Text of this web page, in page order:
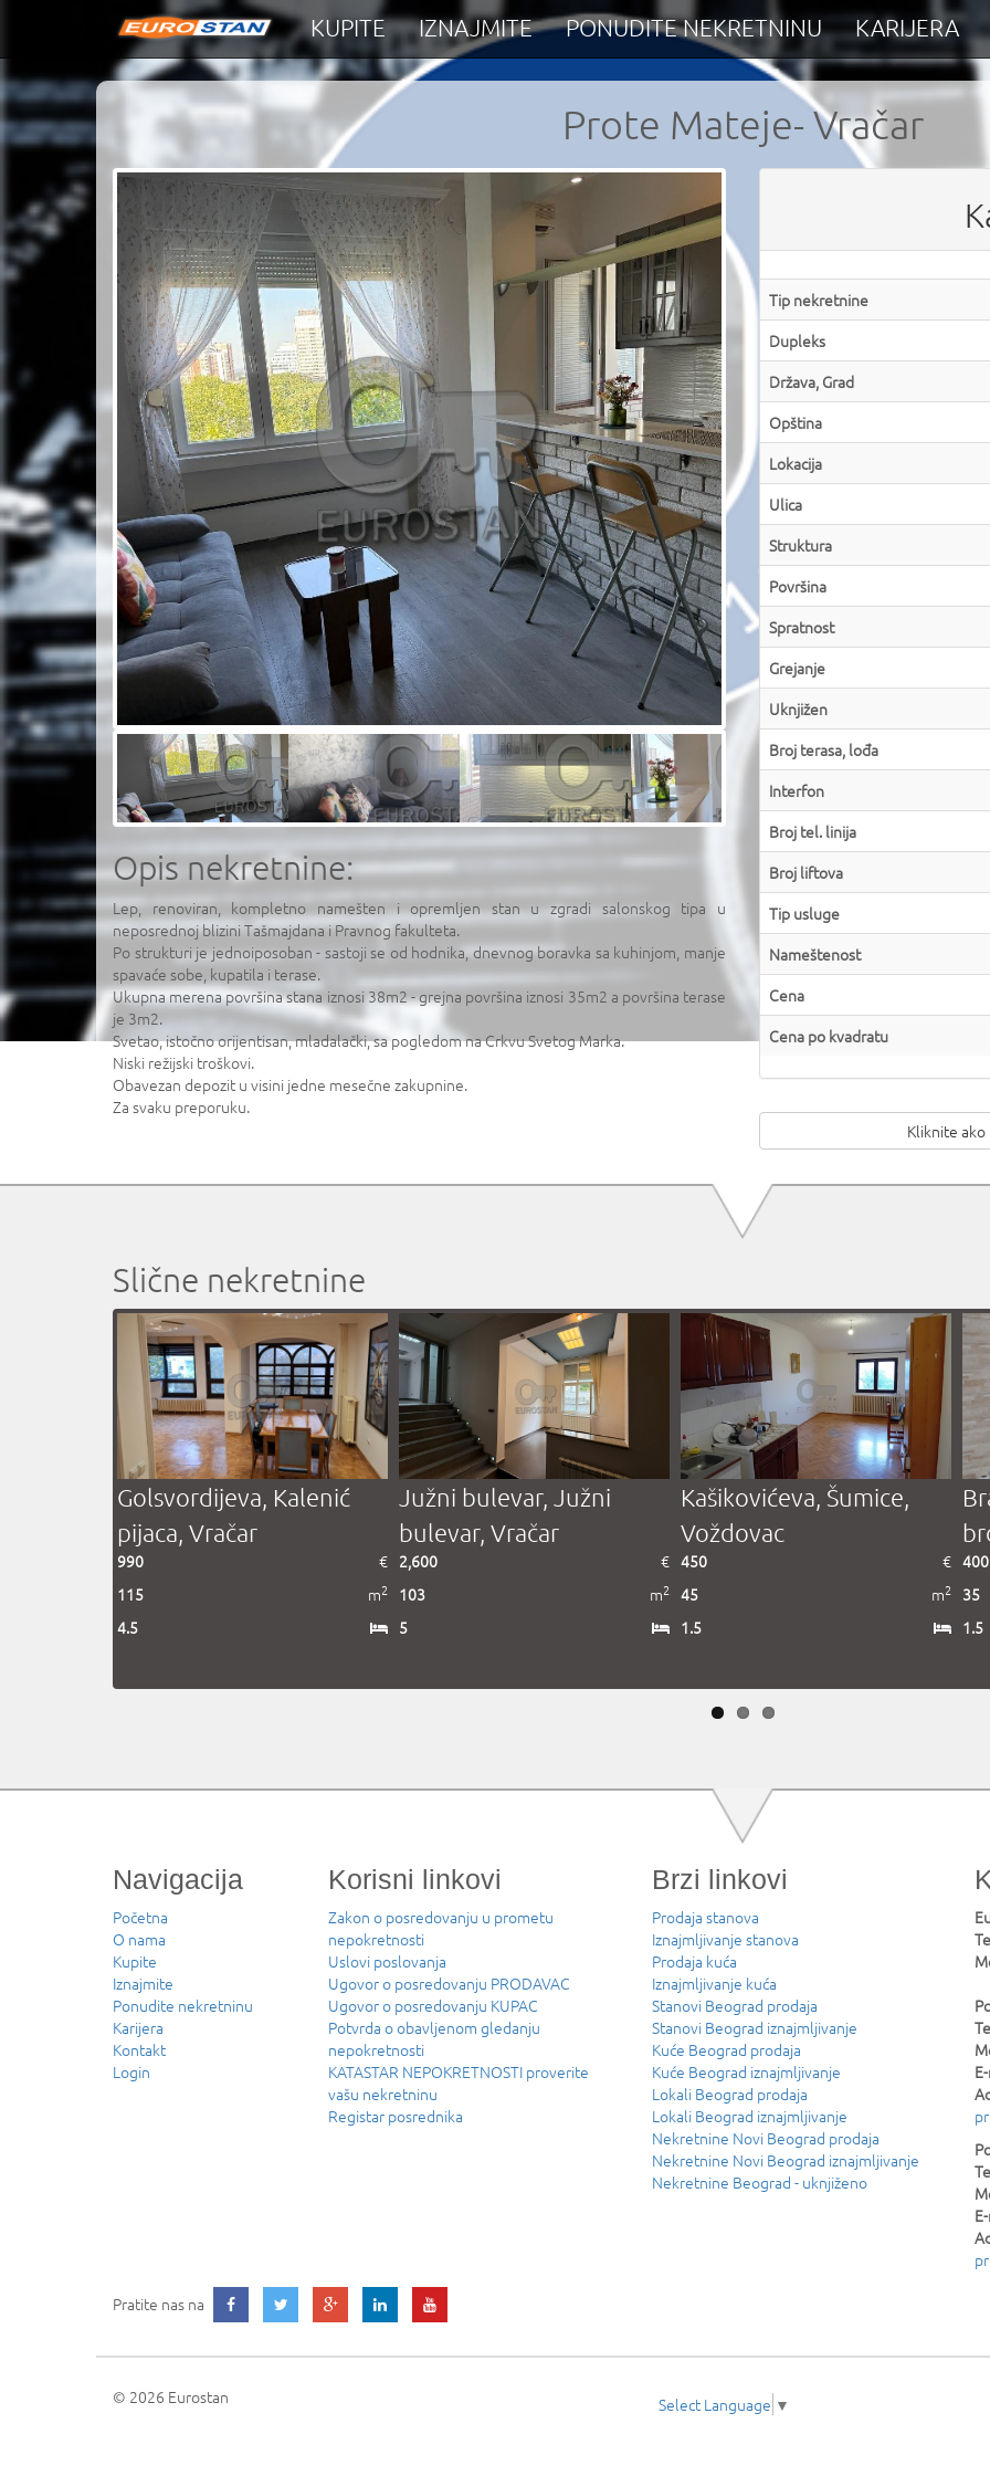
KUPITE IZNAJMITE PONUDITE NEKRETNINU KARIJERA
Prote Mateje- Vračar
Opis nekretnine:
Lep, renoviran, kompletno namešten i opremljen stan u zgradi salonskog tipa u
neposrednoj blizini Tašmajdana i Pravnog fakulteta.
Po strukturi je jednoiposoban - sastoji se od hodnika, dnevnog boravka sa kuhinjom, manje
spavaće sobe, kupatila i terase.
Ukupna merena površina stana iznosi 38m2 - grejna površina iznosi 35m2 a površina terase
je 3m2.
Svetao, istočno orijentisan, mladalački, sa pogledom na Crkvu Svetog Marka.
Niski režijski troškovi.
Obavezan depozit u visini jedne mesečne zakupnine.
Za svaku preporuku.
Tip nekretnine
Dupleks
Država, Grad
Opština
Lokacija
Ulica
Struktura
Površina
Spratnost
Grejanje
Uknjižen
Broj terasa, lođa
Interfon
Broj tel. linija
Broj liftova
Tip usluge
Nameštenost
Cena
Cena po kvadratu
Kliknite
Slične nekretnine
Kalenić
Južni bulevar, Južni
bulevar, Vračar
Kašikovićeva, Šumice,
Voždovac
Braće Deroko,
brdo, Rakovica
Navigacija
Početna
O nama
Kupite
Iznajmite
Ponudite nekretninu
Karijera
Kontakt
Login
Korisni linkovi
Zakon o posredovanju u prometu
nepokretnosti
Uslovi poslovanja
Ugovor o posredovanju PRODAVAC
Ugovor o posredovanju KUPAC
Potvrda o obavljenom gledanju
nepokretnosti
KATASTAR NEPOKRETNOSTI proverite
vašu nekretninu
Registar posrednika
Brzi linkovi
Prodaja stanova
Iznajmljivanje stanova
Prodaja kuća
Iznajmljivanje kuća
Stanovi Beograd prodaja
Stanovi Beograd iznajmljivanje
Kuće Beograd prodaja
Kuće Beograd iznajmljivanje
Lokali Beograd prodaja
Lokali Beograd iznajmljivanje
Nekretnine Novi Beograd prodaja
Nekretnine Novi Beograd iznajmljivanje
Nekretnine Beograd - uknjiženo
Pratite nas na
© 2026 Eurostan Select Language ▼